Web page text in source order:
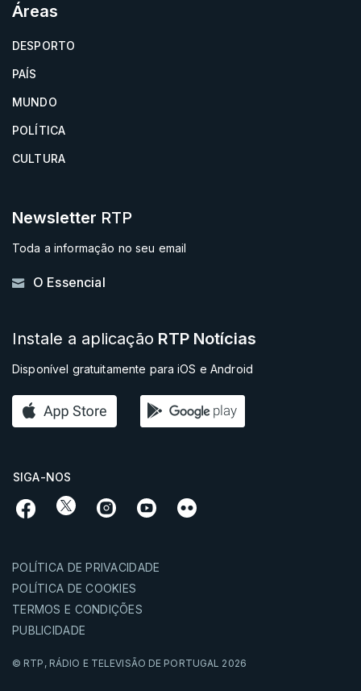
Áreas
DESPORTO
PAÍS
MUNDO
POLÍTICA
CULTURA
Newsletter RTP
Toda a informação no seu email
O Essencial
Instale a aplicação RTP Notícias
Disponível gratuitamente para iOS e Android
SIGA-NOS
POLÍTICA DE PRIVACIDADE
POLÍTICA DE COOKIES
TERMOS E CONDIÇÕES
PUBLICIDADE
© RTP, RÁDIO E TELEVISÃO DE PORTUGAL 2026